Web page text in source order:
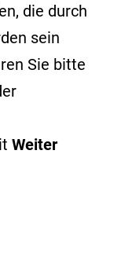
die durch
sein
Sie bitte
Weiter